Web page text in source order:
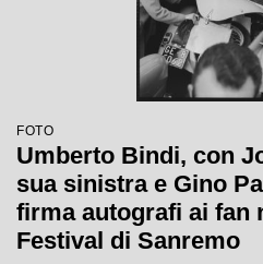
FOTO
Umberto Bindi, con
sua sinistra e Gino
firma autografi ai fan
Festival di Sanremo